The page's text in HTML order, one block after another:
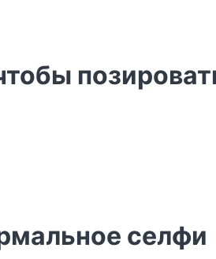
селфи